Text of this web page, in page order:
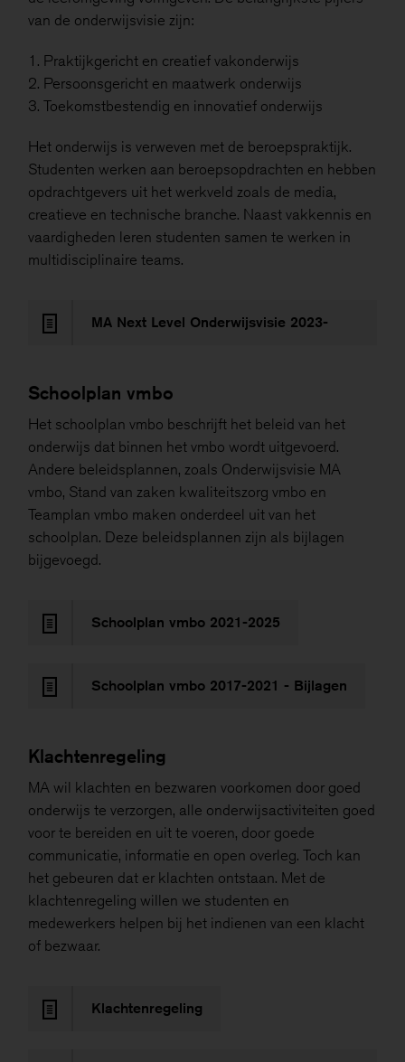
van de onderwijsvisie zijn:
1. Praktijkgericht en creatief vakonderwijs
2. Persoonsgericht en maatwerk onderwijs
3. Toekomstbestendig en innovatief onderwijs
Het onderwijs is verweven met de beroepspraktijk.
Studenten werken aan beroepsopdrachten en hebben
opdrachtgevers uit het werkveld zoals de media,
creatieve en technische branche. Naast vakkennis en
vaardigheden leren studenten samen te werken in
multidisciplinaire teams.
MA Next Level Onderwijsvisie 2023-
Schoolplan vmbo
Het schoolplan vmbo beschrijft het beleid van het
onderwijs dat binnen het vmbo wordt uitgevoerd.
Andere beleidsplannen, zoals Onderwijsvisie MA
vmbo, Stand van zaken kwaliteitszorg vmbo en
Teamplan vmbo maken onderdeel uit van het
schoolplan. Deze beleidsplannen zijn als bijlagen
bijgevoegd.
Schoolplan vmbo 2021-2025
Schoolplan vmbo 2017-2021 - Bijlagen
Klachtenregeling
MA wil klachten en bezwaren voorkomen door goed
onderwijs te verzorgen, alle onderwijsactiviteiten goed
voor te bereiden en uit te voeren, door goede
communicatie, informatie en open overleg. Toch kan
het gebeuren dat er klachten ontstaan. Met de
klachtenregeling willen we studenten en
medewerkers helpen bij het indienen van een klacht
of bezwaar.
Klachtenregeling